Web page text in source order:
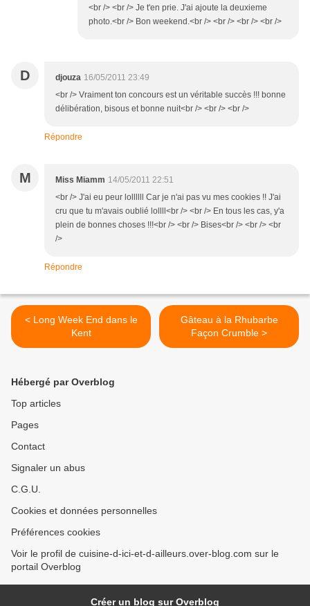
<br /> <br /> Je t'en prie. J'ai ajoute la deuxieme
photo.<br /> Bon weekend.<br /> <br /> <br /> <br />
D djouza 16/05/2011 23:49
<br /> Vraiment ton concours est un véritable succès !!! bonne
délibération, bisous et bonne nuit<br /> <br /> <br />
Répondre
M Miss Miamm 14/05/2011 22:51
<br /> J'ai eu peur lollllll Car je n'ai pas vu mes cookies !! J'ai
cru que tu m'avais oublié lollll<br /> <br /> En tous les cas, y'a
plein de bonnes choses !!!<br /> <br /> Bises<br /> <br /> <br
/>
Répondre
< Long Week End dans le
Kent
Gâteau à la Rhubarbe
Façon Crumble >
Hébergé par Overblog
Top articles
Pages
Contact
Signaler un abus
C.G.U.
Cookies et données personnelles
Préférences cookies
Voir le profil de cuisine-d-ici-et-d-ailleurs.over-blog.com sur le
portail Overblog
Créer un blog sur Overblog